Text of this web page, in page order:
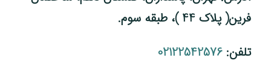
فرین( پلاک 44 )، طبقه سوم.
تلفن: 02122542576